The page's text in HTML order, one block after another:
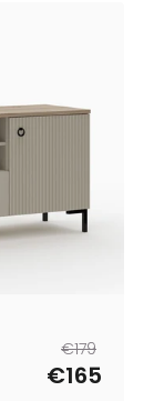
Parastā€179
Pārdošanas
€165